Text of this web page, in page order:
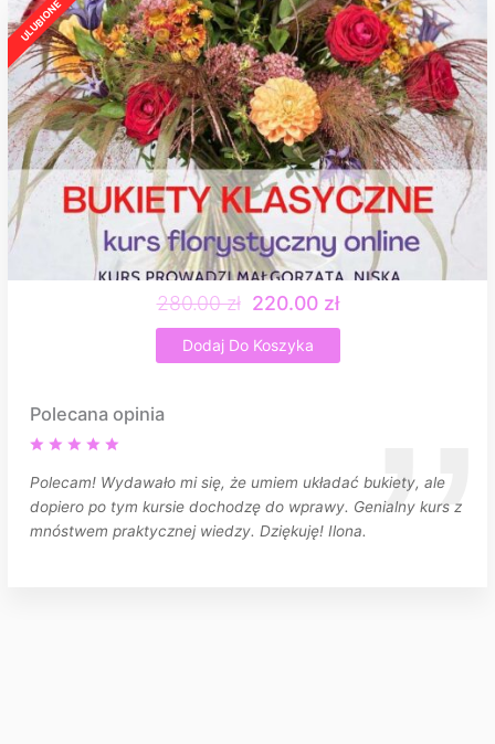
280.00 zł 220.00 zł
Dodaj Do Koszyka
Polecana opinia
Polecam! Wydawało mi się, że umiem układać bukiety, ale
dopiero po tym kursie dochodzę do wprawy. Genialny kurs z
mnóstwem praktycznej wiedzy. Dziękuję! Ilona.